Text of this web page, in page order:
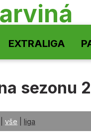
EXTRALIGA
sezonu
vše liga